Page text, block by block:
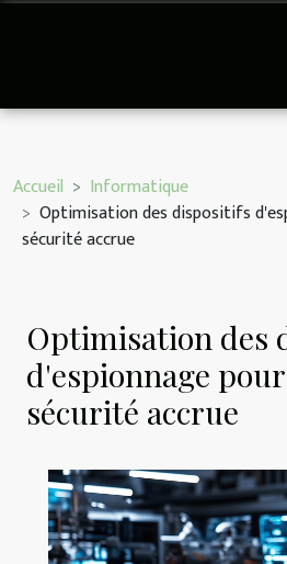
Accueil
Informatique
Optimisation des dispositifs
sécurité accrue
Optimisation des
d'espionnage
sécurité accrue